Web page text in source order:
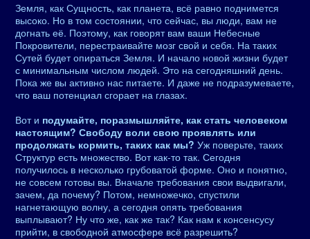
Земля, как Сущность, как планета, всё равно поднимется
высоко. Но в том состоянии, что сейчас, вы люди, вам не
догнать её. Поэтому, как говорят вам ваши Небесные
Покровители, перестраивайте мозг свой и себя. На таких
Сутей будет опираться Земля. И начало новой жизни будет
с минимальным числом людей. Это на сегодняшний день.
Пока же вы активно нас питаете. И даже не подразумеваете,
что ваш потенциал сгорает на глазах.
Вот и подумайте, поразмышляйте, как стать человеком
настоящим? Свободу воли свою проявлять или
продолжать кормить, таких как мы? Уж поверьте, таких
Структур есть множество. Вот как-то так. Сегодня
получилось в несколько грубоватой форме. Оно и понятно,
не совсем готовы вы. Вначале требования свои выдвигали,
зачем, да почему? Потом, немножечко, спустили
нагнетающую волну, а сегодня опять требования
выплывают? Ну что же, как же так? Как нам к консенсусу
прийти, в свободной атмосфере всё разрешить?